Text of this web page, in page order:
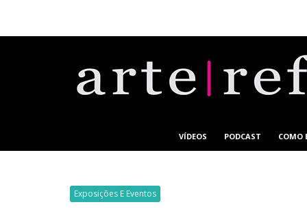
VÍDEOS PODCAST COMO
Exposições E Eventos